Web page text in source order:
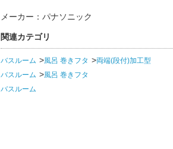
メーカー：パナソニック
関連カテゴリ
バスルーム 風呂 巻きフタ
両端(段付)加工型
バスルーム
風呂 巻きフタ
バスルーム